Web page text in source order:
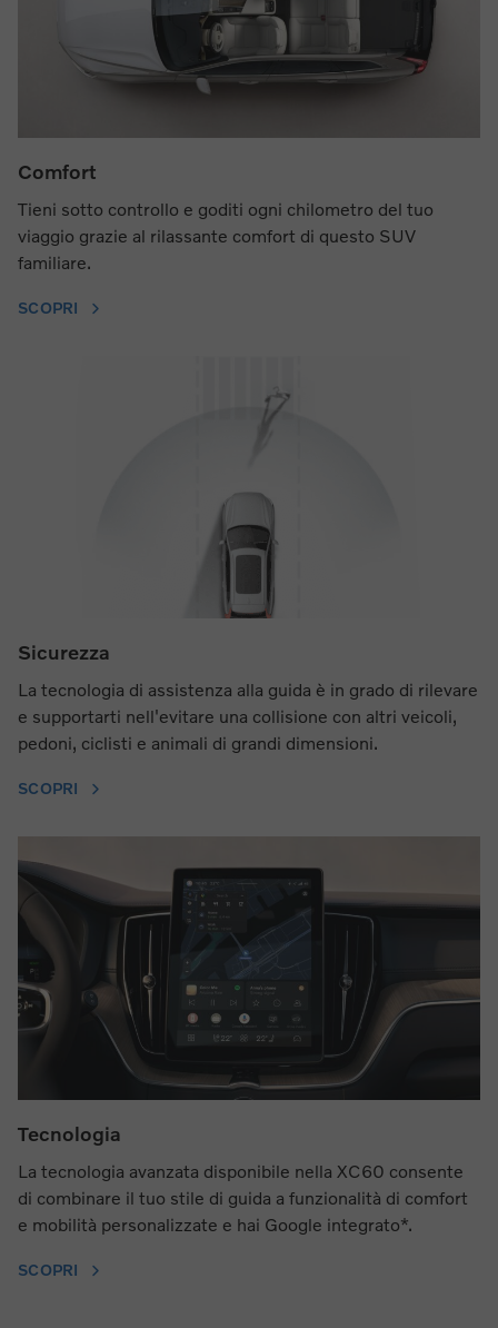
Comfort
Tieni sotto controllo e goditi ogni chilometro del tuo
viaggio grazie al rilassante comfort di questo SUV
familiare.
SCOPRI
Sicurezza
La tecnologia di assistenza alla guida è in grado di rilevare
e supportarti nell'evitare una collisione con altri veicoli,
pedoni, ciclisti e animali di grandi dimensioni.
SCOPRI
Tecnologia
La tecnologia avanzata disponibile nella XC60 consente
di combinare il tuo stile di guida a funzionalità di comfort
e mobilità personalizzate e hai Google integrato*.
SCOPRI